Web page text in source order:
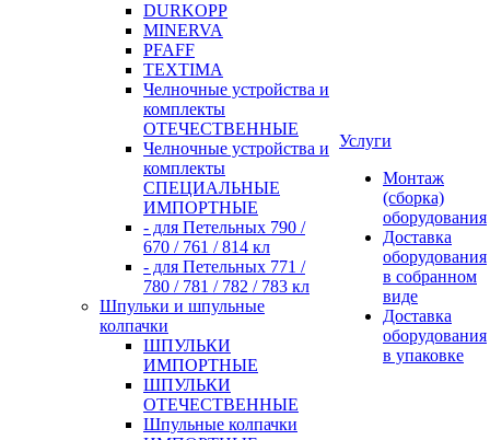
DURKOPP
MINERVA
PFAFF
TEXTIMA
Челночные устройства и
комплекты
ОТЕЧЕСТВЕННЫЕ
Челночные устройства и
комплекты
СПЕЦИАЛЬНЫЕ
ИМПОРТНЫЕ
- для Петельных 790 /
670 / 761 / 814 кл
- для Петельных 771 /
780 / 781 / 782 / 783 кл
Шпульки и шпульные
колпачки
ШПУЛЬКИ
ИМПОРТНЫЕ
ШПУЛЬКИ
ОТЕЧЕСТВЕННЫЕ
Шпульные колпачки
Услуги
Монтаж
(сборка)
оборудования
Доставка
оборудования
в собранном
виде
Доставка
оборудования
в упаковке